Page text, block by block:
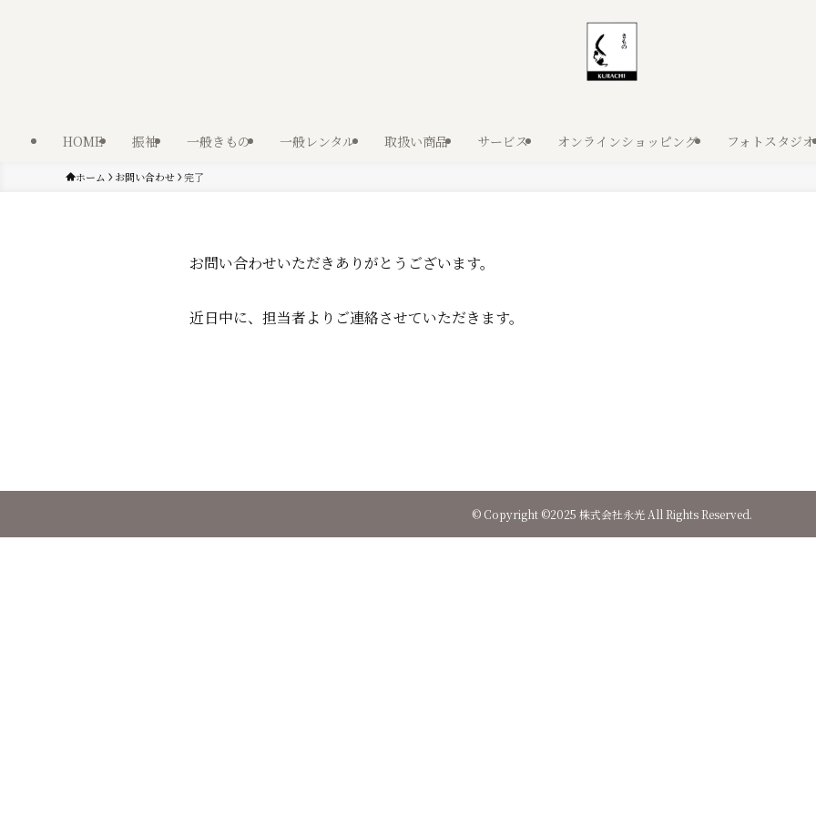
HOME 振袖 一般きもの 一般レンタル 取扱い商品 サービス オンラインショッピング フォトスタジオ
ホーム お問い合わせ 完了
お問い合わせいただきありがとうございます。
近日中に、担当者よりご連絡させていただきます。
© Copyright ©2025 株式会社永光 All Rights Reserved.